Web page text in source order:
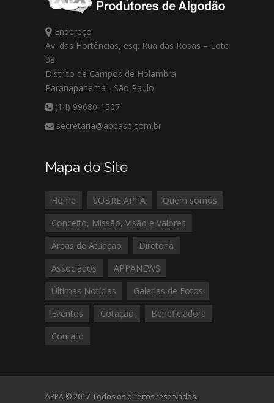
Endereço
Av. das Hortências, esq. Rua das Rosas – Lote
08
Distrito de Campos de Holambra
Paranapanema - São Paulo
(14) 99680-1507
secretaria@appasp.com.br
Mapa do Site
Home SOBRE APPA
Quem somos
Conceito, Missão, Visão e Valores
Áreas de Atuação
Diretoria
Associados
APPANEWS
Últimas Notícias
Galerias de Fotos
Eventos
Cotação
Beneficiadora
Contato
APPA © 2017 Todos os direitos reservados.